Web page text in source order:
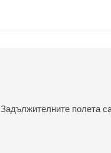
Задължителните полета